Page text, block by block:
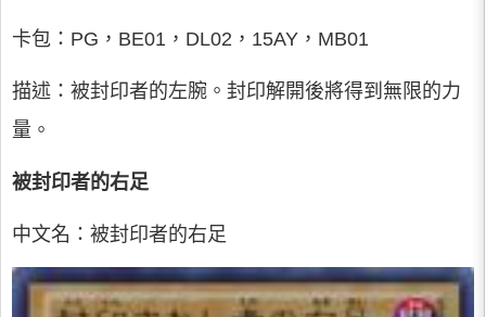
卡包：PG，BE01，DL02，15AY，MB01
描述：被封印者的左腕。封印解開後將得到無限的力
量。
被封印者的右足
中文名：被封印者的右足